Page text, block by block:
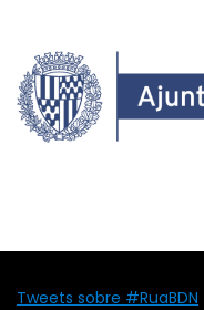
Tweets sobre #RuaBDN